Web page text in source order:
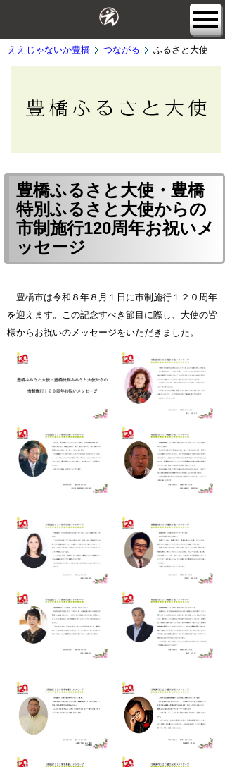
ええじゃないか豊橋 つながる ふるさと大使
豊橋ふるさと大使・豊橋
特別ふるさと大使からの
市制施行120周年お祝いメ
ッセージ
豊橋市は令和８年８月１日に市制施行１２０周年
を迎えます。この記念すべき節目に際し、大使の皆
様からお祝いのメッセージをいただきました。